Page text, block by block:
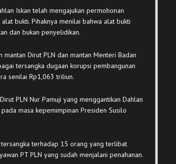
Iskan telah mengajukan permohonan
bukti. Pihaknya menilai bahwa alat bukti
dan bukan penyelidikan.
mantan Dirut PLN dan mantan Menteri Badan
tersangka dugaan korupsi pembangunan
senilai Rp1,063 triliun.
PLN Nur Pamuji yang menggantikan Dahlan
masa kepemimpinan Presiden Susilo
terhadap 15 orang yang terlibat
PT PLN yang sudah menjalani penahanan.